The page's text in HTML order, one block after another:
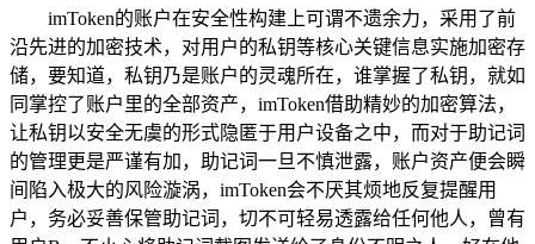
imToken的账户在安全性构建上可谓不遗余力，采用了前
沿先进的加密技术，对用户的私钥等核心关键信息实施加密存
储，要知道，私钥乃是账户的灵魂所在，谁掌握了私钥，就如
同掌控了账户里的全部资产，imToken借助精妙的加密算法，
让私钥以安全无虞的形式隐匿于用户设备之中，而对于助记词
的管理更是严谨有加，助记词一旦不慎泄露，账户资产便会瞬
间陷入极大的风险漩涡，imToken会不厌其烦地反复提醒用
户，务必妥善保管助记词，切不可轻易透露给任何他人，曾有